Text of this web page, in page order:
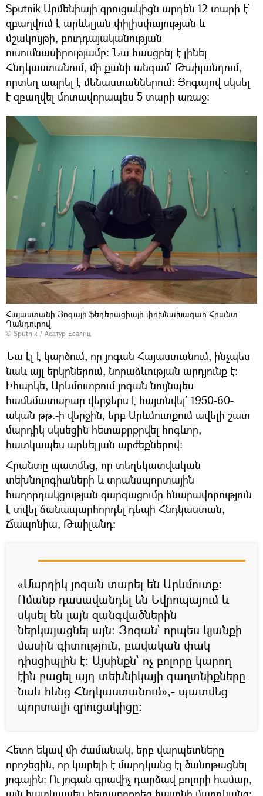
Sputnik Արմենիայի զրուցակիցն արդեն 12 տարի է՝
զբաղվում է արևելյան փիլիսփայության և
մշակույթի, բուդդայականության
ուսումնասիրությամբ։ Նա հասցրել է լինել
Հնդկաստանում, մի քանի անգամ` Թաիլանդում,
որտեղ ապրել է մենաստաններում։ Յոգայով սկսել
է զբաղվել մոտավորապես 5 տարի առաջ։
Հայաստանի Յոգայի ֆեդերացիայի փոխնախագահ Հրանտ
Դանդուրով
© Sputnik / Асатур Есаянц
Նա էլ է կարծում, որ յոգան Հայաստանում, ինչպես
նաև այլ երկրներում, նորաձևության արդյունք է:
Իհարկե, Արևմուտքում յոգան նույնպես
համեմատաբար վերջերս է հայտնվել` 1950-60-
ական թթ.-ի վերջին, երբ Արևմուտքում ավելի շատ
մարդիկ սկսեցին հետաքրքրվել հոգևոր,
հատկապես արևելյան արժեքներով։
Հրանտը պատմեց, որ տեղեկատվական
տեխնոլոգիաների և տրանսպորտային
հաղորդակցության զարգացումը հնարավորություն
է տվել ճանապարհորդել դեպի Հնդկաստան,
Ճապոնիա, Թաիլանդ։
«Մարդիկ յոգան տարել են Արևմուտք։
Ոմանք դասավանդել են Եվրոպայում և
սկսել են լայն զանգվածներին
ներկայացնել այն։ Յոգան` որպես կյանքի
մասին գիտություն, բավական փակ
դիսցիպլին է։ Այսինքն՝ ոչ բոլորը կարող
էին բացել այդ տեխնիկայի գաղտնիքները
նաև հենց Հնդկաստանում»,- պատմեց
պորտալի զրուցակիցը։
Հետո եկավ մի ժամանակ, երբ վարպետները
որոշեցին, որ կարելի է մարդկանց էլ ծանոթացնել
յոգային։ Ու յոգան գրավիչ դարձավ բոլորի համար,